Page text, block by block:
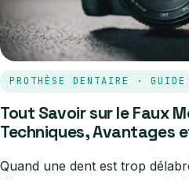
PROTHÈSE DENTAIRE · GUIDE
Tout Savoir sur le Faux
Techniques, Avantages
Quand une dent est trop